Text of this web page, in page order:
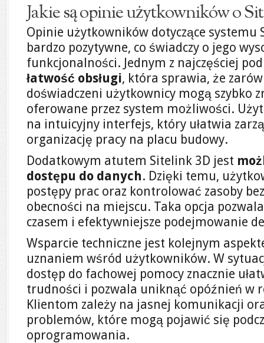
Jakie są opinie użytkowników o
Opinie użytkowników dotyczące systemu
bardzo pozytywne, co świadczy o jego
funkcjonalności. Jednym z najczęściej
łatwość obsługi, która sprawia, że
doświadczeni użytkownicy mogą szybko
oferowane przez system możliwości.
na intuicyjny interfejs, który ułatwia
organizację pracy na placu budowy.
Dodatkowym atutem Sitelink 3D jest
dostępu do danych. Dzięki temu,
postępy prac oraz kontrolować zasoby
obecności na miejscu. Taka opcja
czasem i efektywniejsze podejmowanie
Wsparcie techniczne jest kolejnym
uznaniem wśród użytkowników. W
dostęp do fachowej pomocy znacznie
trudności i pozwala uniknąć opóźnień w
Klientom zależy na jasnej komunikacji
problemów, które mogą pojawić się
oprogramowania.